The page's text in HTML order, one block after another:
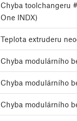
Chyba toolchangeru
One INDX)
Teplota extruderu
Chyba modulárního
Chyba modulárního
Chyba modulárního